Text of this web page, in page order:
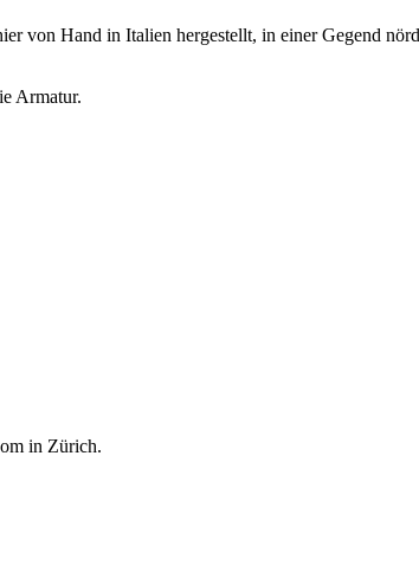
von Hand in Italien hergestellt, in einer Gegend
Armatur.
in Zürich.